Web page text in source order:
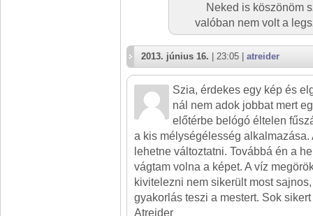
Neked is köszönöm
valóban nem volt a
2013. június 16. | 23:05 | atreider
Szia, érdekes egy kép és
nál nem adok jobbat mert
előtérbe belógó éltelen
a kis mélységélesség alkalmazása.
lehetne változtatni. Továbbá én a
vágtam volna a képet. A víz
kivitelezni nem sikerült most
gyakorlás teszi a mestert. Sok
Atreider